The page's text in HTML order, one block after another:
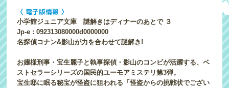
〈 電子版情報 〉
小学館ジュニア文庫 謎解きはディナーのあとで ３
Jp-e : 092313080000d0000000
名探偵コナン&影山が力を合わせて謎解き!
お嬢様刑事・宝生麗子と執事探偵・影山のコンビが活躍する、ベ
ストセラーシリーズの国民的ユーモアミステリ第3弾。
宝生邸に眠る秘宝が怪盗に狙われる「怪盗からの挑戦状でござい